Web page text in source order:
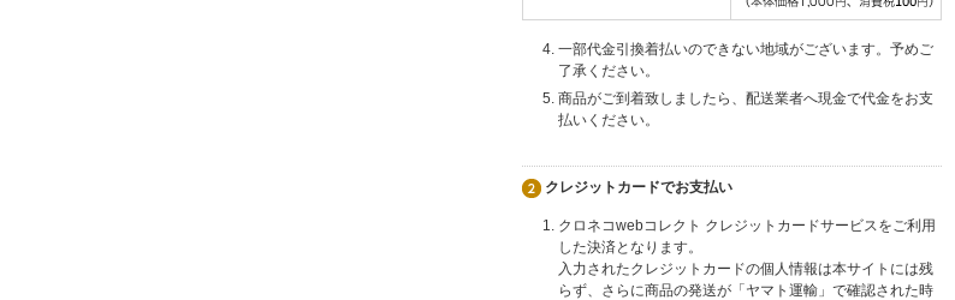
一部代金引換着払いのできない地域がございます。予めご
了承ください。
商品がご到着致しましたら、配送業者へ現金で代金をお支
払いください。
クレジットカードでお支払い
クロネコwebコレクト クレジットカードサービスをご利用
した決済となります。
入力されたクレジットカードの個人情報は本サイトには残
らず、さらに商品の発送が「ヤマト運輸」で確認された時